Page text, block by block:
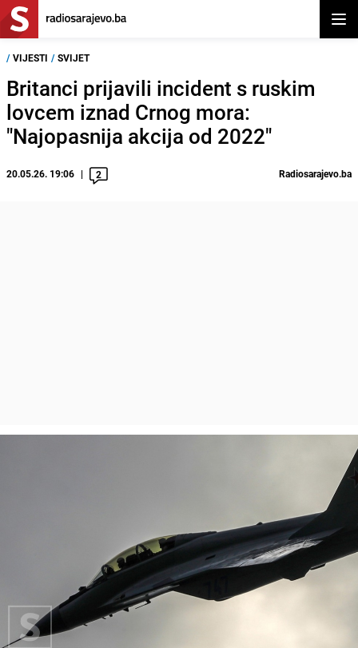
/ VIJESTI / SVIJET
Britanci prijavili incident s ruskim
lovcem iznad Crnog mora:
"Najopasnija akcija od 2022"
20.05.26. 19:06 2 Radiosarajevo.ba